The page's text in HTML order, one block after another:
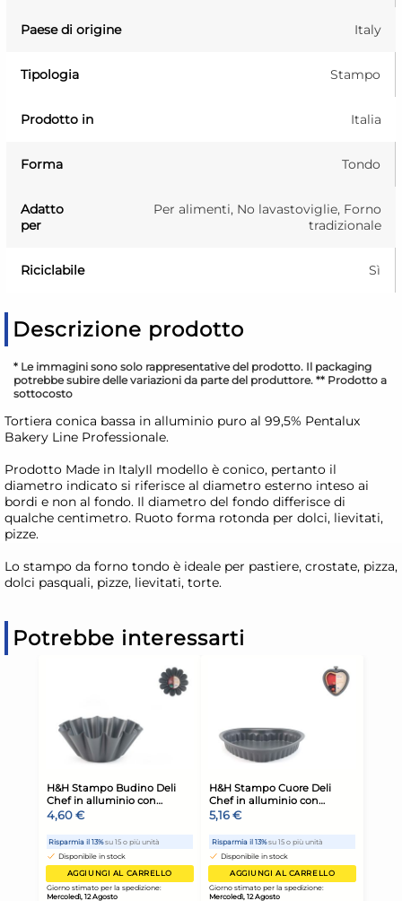
Paese di origine Italy
Tipologia Stampo
Prodotto in Italia
Forma Tondo
Adatto
per
Per alimenti, No lavastoviglie, Forno
tradizionale
Riciclabile Sì
Descrizione prodotto
* Le immagini sono solo rappresentative del prodotto. Il packaging
potrebbe subire delle variazioni da parte del produttore. ** Prodotto a
sottocosto
Tortiera conica bassa in alluminio puro al 99,5% Pentalux
Bakery Line Professionale.
Prodotto Made in ItalyIl modello è conico, pertanto il
diametro indicato si riferisce al diametro esterno inteso ai
bordi e non al fondo. Il diametro del fondo differisce di
qualche centimetro. Ruoto forma rotonda per dolci, lievitati,
pizze.
Lo stampo da forno tondo è ideale per pastiere, crostate, pizza,
dolci pasquali, pizze, lievitati, torte.
Potrebbe interessarti